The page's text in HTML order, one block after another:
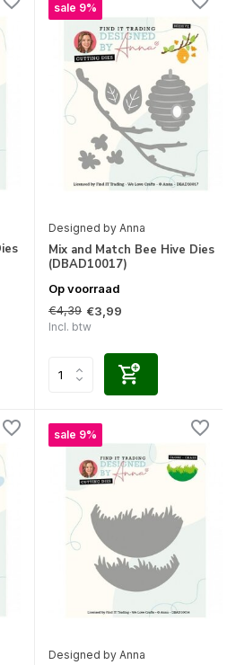
sale 9%
Designed by Anna
Mix and Match Bee Hive Dies
(DBAD10017)
Op voorraad
€4,39 €3,99
Incl. btw
sale 9%
Designed by Anna